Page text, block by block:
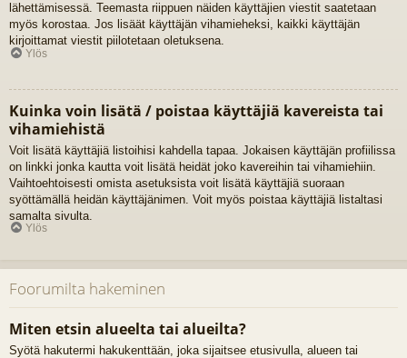
lähettämisessä. Teemasta riippuen näiden käyttäjien viestit saatetaan
myös korostaa. Jos lisäät käyttäjän vihamieheksi, kaikki käyttäjän
kirjoittamat viestit piilotetaan oletuksena.
Ylös
Kuinka voin lisätä / poistaa käyttäjiä kavereista tai
vihamiehistä
Voit lisätä käyttäjiä listoihisi kahdella tapaa. Jokaisen käyttäjän profiilissa
on linkki jonka kautta voit lisätä heidät joko kavereihin tai vihamiehiin.
Vaihtoehtoisesti omista asetuksista voit lisätä käyttäjiä suoraan
syöttämällä heidän käyttäjänimen. Voit myös poistaa käyttäjiä listaltasi
samalta sivulta.
Ylös
Foorumilta hakeminen
Miten etsin alueelta tai alueilta?
Syötä hakutermi hakukenttään, joka sijaitsee etusivulla, alueen tai